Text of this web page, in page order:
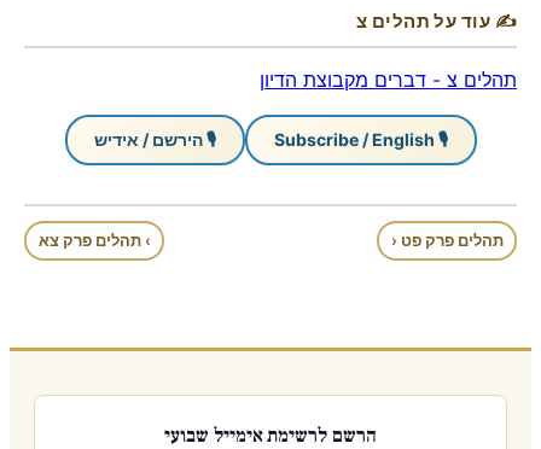
✍ עוד על תהלים צ
תהלים צ - דברים מקבוצת הדיון
🎙 Subscribe / English 🎙 הירשם / אידיש
תהלים פרק פט ‹ › תהלים פרק צא
הרשם לרשימת אימייל שבועי